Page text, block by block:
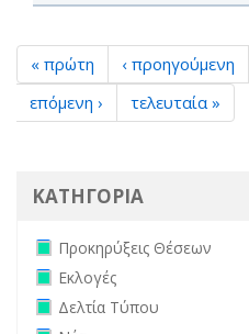
« πρώτη ‹ προηγούμενη
επόμενη ›
τελευταία »
ΚΑΤΗΓΟΡΙΑ
Remove Προκηρύξεις
Προκηρύξεις Θέσεων
Remove Εκλογές filter
Εκλογές
Remove Δελτία Τύπου filter
Δελτία Τύπου